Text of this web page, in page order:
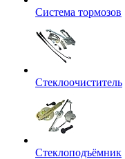
Система тормозов
Стеклоочиститель
Стеклоподъёмник